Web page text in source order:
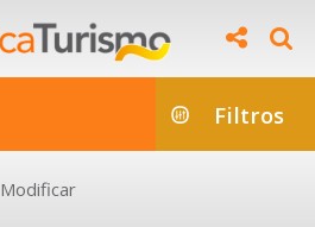
Filtros
Modificar